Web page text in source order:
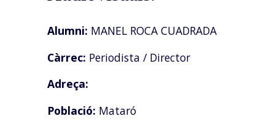
Alumni: MANEL ROCA CUADRADA
Càrrec: Periodista / Director
Adreça:
Població: Mataró